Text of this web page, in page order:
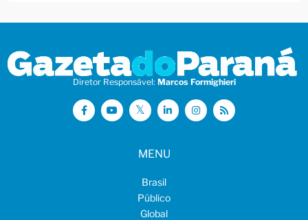
Diretor Responsável: Marcos Formighieri
MENU
Brasil
Público
Global